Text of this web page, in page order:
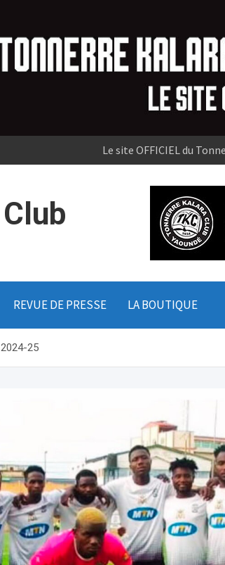
Le site OFFICIEL du
REVUE DE PRESSE LA BOUTIQUE
25